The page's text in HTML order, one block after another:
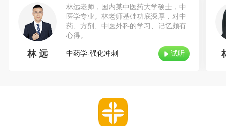
林 远
林远老师，国内某中医药大学硕士，中
医学专业。林老师基础功底深厚，对中
药、方剂、中医外科的学习、记忆颇有
心得。
中药学-强化冲刺 试听